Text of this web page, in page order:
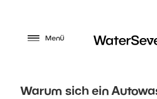
Menü
Warum sich ein